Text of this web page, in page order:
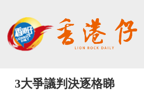
3大爭議判決逐格睇